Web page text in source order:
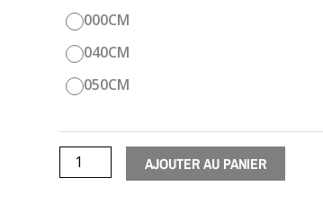
000CM
040CM
050CM
Prince
AJOUTER AU PANIER